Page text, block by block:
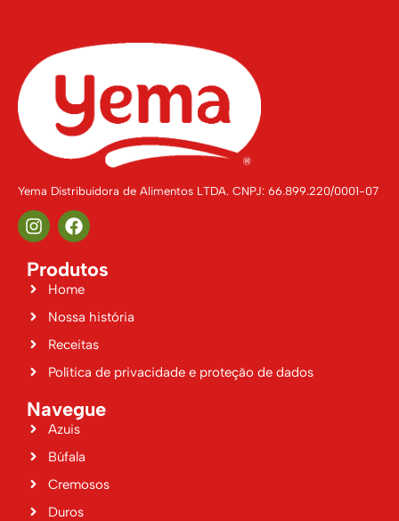
Yema Distribuidora de Alimentos LTDA. CNPJ: 66.899.220/0001-07
Produtos
Home
Nossa história
Receitas
Política de privacidade e proteção de dados
Navegue
Azuis
Búfala
Cremosos
Duros